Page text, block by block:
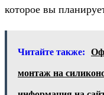
которое вы
Читайте также:
монтаж на